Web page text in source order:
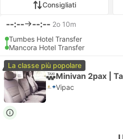
Consigliati
--:-- --:-- 2o 10m
Tumbes Hotel Transfer
Mancora Hotel Transfer
La classe più popolare
Minivan 2pax |
Vipac